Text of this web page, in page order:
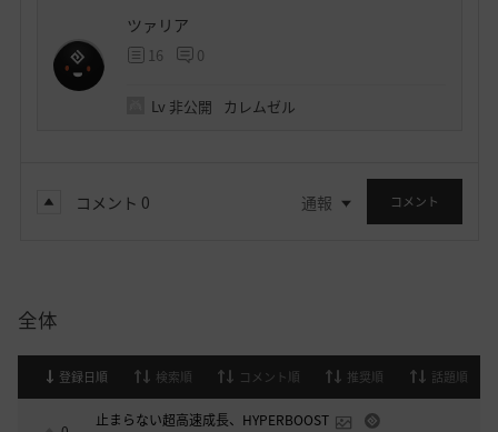
ツァリア
16 0
Lv 非公開 カレムゼル
コメント 0 通報 コメント
全体
登録日順 検索順 コメント順 推奨順 話題順
止まらない超高速成長、HYPERBOOST